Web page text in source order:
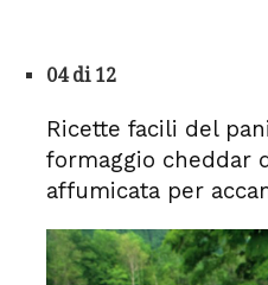
04 di 12
Ricette facili del
formaggio cheddar
affumicata per